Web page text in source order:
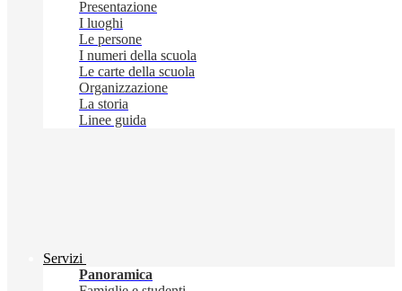
Presentazione
I luoghi
Le persone
I numeri della scuola
Le carte della scuola
Organizzazione
La storia
Linee guida
Servizi
Panoramica